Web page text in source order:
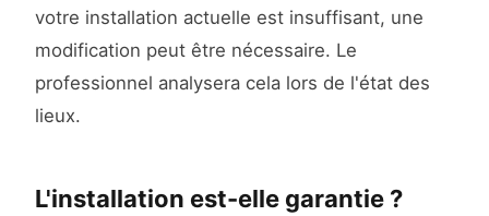
votre installation actuelle est insuffisant, une
modification peut être nécessaire. Le
professionnel analysera cela lors de l'état des
lieux.
L'installation est-elle garantie ?